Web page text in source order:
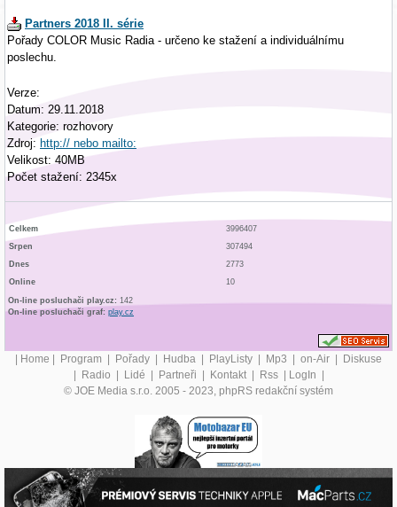
Partners 2018 II. série
Pořady COLOR Music Radia - určeno ke stažení a individuálnímu
poslechu.
Verze:
Datum: 29.11.2018
Kategorie: rozhovory
Zdroj: http:// nebo mailto:
Velikost: 40MB
Počet stažení: 2345x
Celkem
3996407
Srpen
307494
Dnes
2773
Online
10
On-line posluchači play.cz: 142
On-line posluchači graf: play.cz
| Home | Program | Pořady | Hudba | PlayListy | Mp3 | on-Air | Diskuse
| Radio | Lidé | Partneři | Kontakt | Rss | LogIn |
© JOE Media s.r.o. 2005 - 2023, phpRS redakční systém